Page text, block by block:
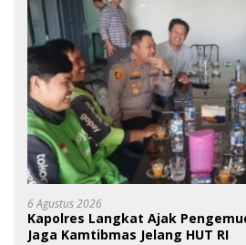
6 Agustus 2026
Kapolres Langkat Ajak
Jaga Kamtibmas Jelang HUT RI